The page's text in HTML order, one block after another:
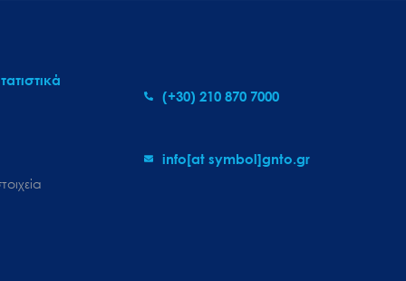
(+30) 210 870 7000
info[at symbol]gnto.gr